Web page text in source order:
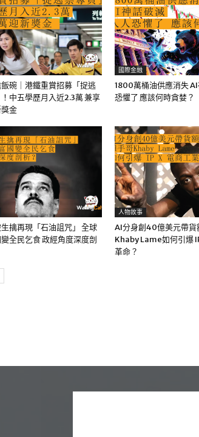
碗｜港鐵重賞招募「捉逃
中五學歷月入近2.3萬 兼享
金
國際金融
1800萬桶油供應消失
恐懼了 應該何時貪婪？
擒再現「石油詛咒」 全球
全民乞食 政經角度深度剖
人物故事
AI分身創40億美元帶貨
Khaby Lame如何引爆
革命？